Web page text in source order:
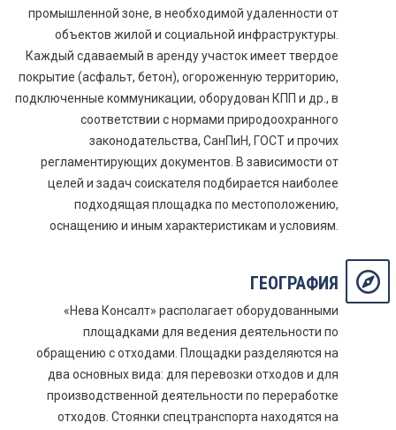
промышленной зоне, в необходимой удаленности от
объектов жилой и социальной инфраструктуры.
Каждый сдаваемый в аренду участок имеет твердое
покрытие (асфальт, бетон), огороженную территорию,
подключенные коммуникации, оборудован КПП и др., в
соответствии с нормами природоохранного
законодательства, СанПиН, ГОСТ и прочих
регламентирующих документов. В зависимости от
целей и задач соискателя подбирается наиболее
подходящая площадка по местоположению,
оснащению и иным характеристикам и условиям.
ГЕОГРАФИЯ
«Нева Консалт» располагает оборудованными
площадками для ведения деятельности по
обращению с отходами. Площадки разделяются на
два основных вида: для перевозки отходов и для
производственной деятельности по переработке
отходов. Стоянки спецтранспорта находятся на